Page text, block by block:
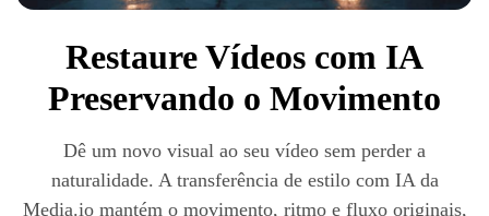
Restaure Vídeos com IA
Preservando o Movimento
Dê um novo visual ao seu vídeo sem perder a
naturalidade. A transferência de estilo com IA da
Media.io mantém o movimento, ritmo e fluxo originais,